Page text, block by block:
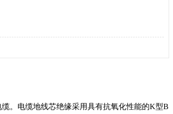
。电缆地线芯绝缘采用具有抗氧化性能的K型B